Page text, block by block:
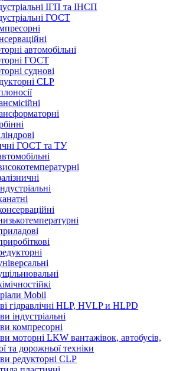
ІГП та ІНСП
ГОСТ
автомобільні
ГОСТ
суднові
CLP
ГОСТ та ТУ
Mobil
гідравлічні HLP, HVLP и HLPD
індустріальні
компресорні
моторні LKW вантажівок, автобусів,
та дорожньої техніки
редукторні CLP